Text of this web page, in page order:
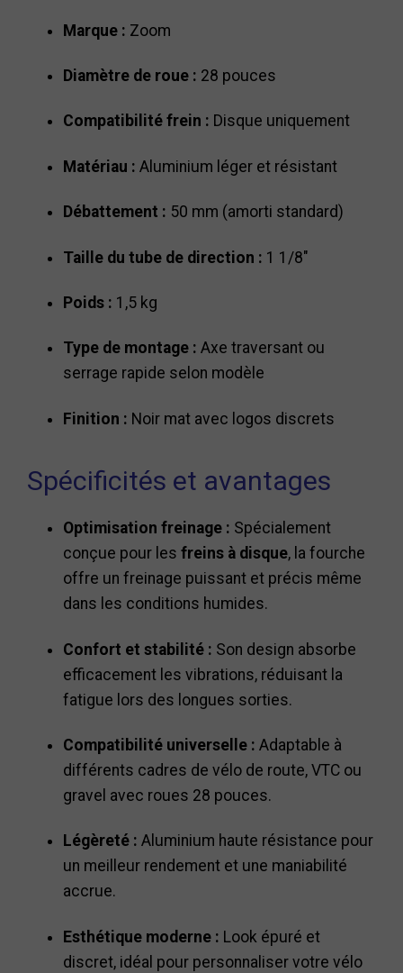
Marque : Zoom
Diamètre de roue : 28 pouces
Compatibilité frein : Disque uniquement
Matériau : Aluminium léger et résistant
Débattement : 50 mm (amorti standard)
Taille du tube de direction : 1 1/8"
Poids : 1,5 kg
Type de montage : Axe traversant ou
serrage rapide selon modèle
Finition : Noir mat avec logos discrets
Spécificités et avantages
Optimisation freinage : Spécialement
conçue pour les freins à disque, la fourche
offre un freinage puissant et précis même
dans les conditions humides.
Confort et stabilité : Son design absorbe
efficacement les vibrations, réduisant la
fatigue lors des longues sorties.
Compatibilité universelle : Adaptable à
différents cadres de vélo de route, VTC ou
gravel avec roues 28 pouces.
Légèreté : Aluminium haute résistance pour
un meilleur rendement et une maniabilité
accrue.
Esthétique moderne : Look épuré et
discret, idéal pour personnaliser votre vélo